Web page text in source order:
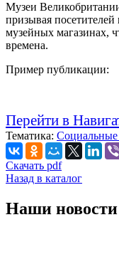
Музеи
призывая
музейных магазинах,
времена.
Пример публикации:
Перейти в
Тематика: Социальные
Скачать pdf
Назад в каталог
Наши новости